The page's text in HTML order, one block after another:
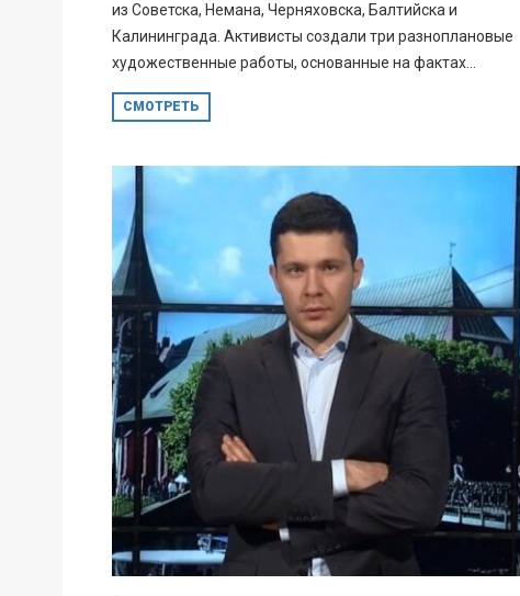
из Советска, Немана, Черняховска, Балтийска и
Калининграда. Активисты создали три разноплановые
художественные работы, основанные на фактах...
СМОТРЕТЬ